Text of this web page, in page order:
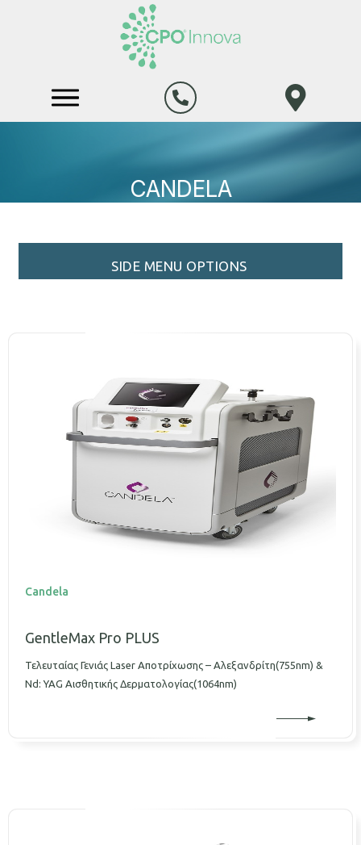
CANDELA
SIDE MENU OPTIONS
Candela
GentleMax Pro PLUS
Τελευταίας Γενιάς Laser Αποτρίχωσης – Αλεξανδρίτη(755nm) &
Nd: YAG Αισθητικής Δερματολογίας(1064nm)